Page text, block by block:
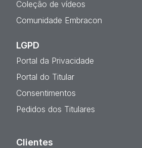
Coleção de vídeos
Comunidade Embracon
LGPD
Portal da Privacidade
Portal do Titular
Consentimentos
Pedidos dos Titulares
Clientes